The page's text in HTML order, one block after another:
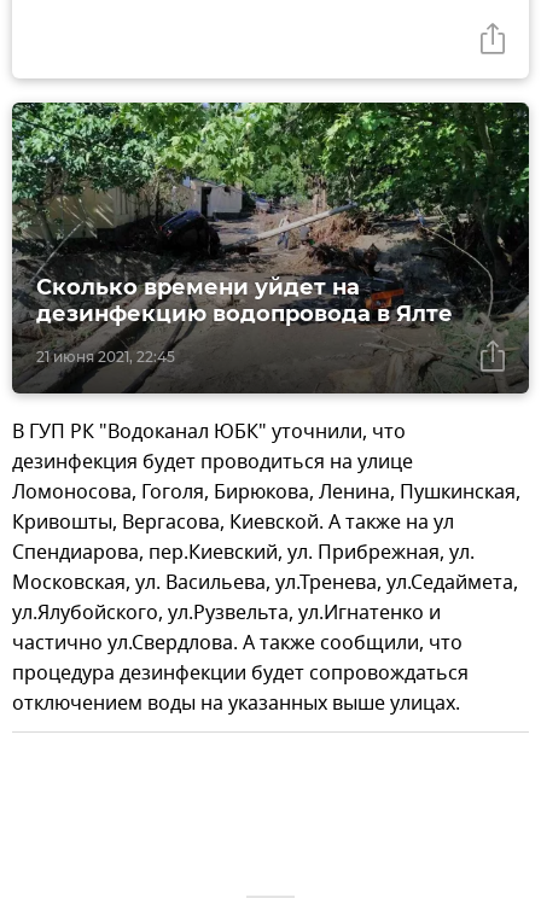
21 июня 2021, 22:45
Сколько времени уйдет на
дезинфекцию водопровода в Ялте
В ГУП РК "Водоканал ЮБК" уточнили, что
дезинфекция будет проводиться на улице
Ломоносова, Гоголя, Бирюкова, Ленина, Пушкинская,
Кривошты, Вергасова, Киевской. А также на ул
Спендиарова, пер.Киевский, ул. Прибрежная, ул.
Московская, ул. Васильева, ул.Тренева, ул.Седаймета,
ул.Ялубойского, ул.Рузвельта, ул.Игнатенко и
частично ул.Свердлова. А также сообщили, что
процедура дезинфекции будет сопровождаться
отключением воды на указанных выше улицах.